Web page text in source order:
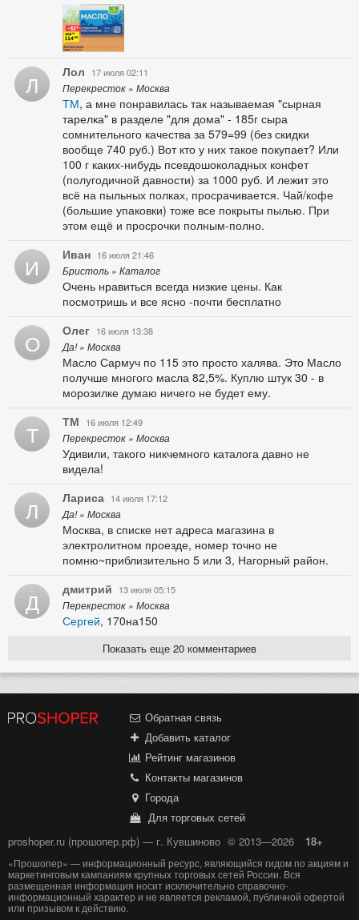
Л Лол
17 июля 02:11
Перекресток » Москва
ТМ, а мне понравилась так называемая "сырная
тарелка" в разделе "для дома" - 185г сыра
сомнительного качества за 579=99 (без скидки
вообще 740 руб.) Вот кто у них такое покупает? Или
100 г каких-нибудь псевдошоколадных конфет
(полугодичной давности) за 1000 руб. И лежит это
всё на пыльных полках, просрачивается. Чай/кофе
(большие упаковки) тоже все покрыты пылью. При
этом ещё и просрочки полным-полно.
И Иван 16 июля 21:46
Бристоль » Каталог
Очень нравиться всегда низкие цены. Как
посмотришь и все ясно -почти бесплатно
О Олег 16 июля 13:38
Да! » Москва
Масло Сармуч по 115 это просто халява. Это Масло
получше многого масла 82,5%. Куплю штук 30 - в
морозилке думаю ничего не будет ему.
Т ТМ
16 июля 12:49
Перекресток » Москва
Удивили, такого никчемного каталога давно не
видела!
Л Лариса 14 июля 17:12
Да! » Москва
Москва, в списке нет адреса магазина в
электролитном проезде, номер точно не
помню~приблизительно 5 или 3, Нагорный район.
Д дмитрий
13 июля 05:15
Перекресток » Москва
Сергей, 170на150
Показать еще 20 комментариев
Обратная связь
Добавить каталог
Рейтинг магазинов
Контакты магазинов
Города
Для торговых сетей
proshoper.ru (прошопер.рф) — г. Кувшиново © 2013—2026 18+
«Прошопер» — информационный ресурс, являющийся гидом по акциям и
маркетинговым кампаниям крупных торговых сетей России. Вся
размещенная информация носит исключительно справочно-
информационный характер и не является рекламой, публичной офертой
или призывом к действию.